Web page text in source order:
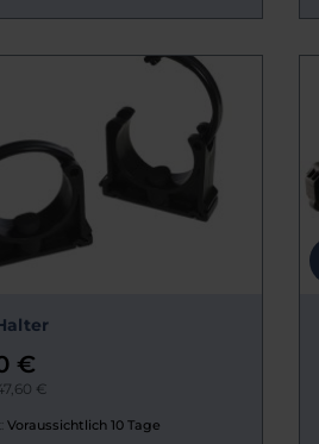
€
€
Voraussichtlich 10 Tage